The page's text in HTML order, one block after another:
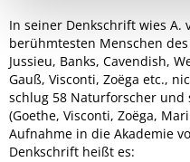
In seiner Denkschrift wies
berühmtesten Menschen
Jussieu, Banks, Cavendish,
Gauß, Visconti, Zoëga etc.,
schlug 58 Naturforscher
(Goethe, Visconti, Zoëga,
Aufnahme in die Akademie
Denkschrift heißt es: